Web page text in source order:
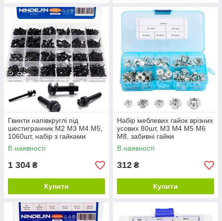
Гвинти напівкруглі під
шестигранник М2 М3 М4 М5,
1060шт, набір з гайками
В наявності
1 304 ₴
Купити
Набір меблевих гайок врізних
усових 80шт, М3 М4 М5 М6
М8, забивні гайки
В наявності
312 ₴
Купити